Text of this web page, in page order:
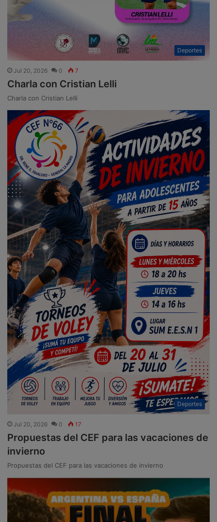
Deportes
Jul 20, 2026 0 7
Charla con Cristian Lelli
Charla con Cristian Lelli
Deportes
Jul 20, 2026 0 17
Propuestas del CEF para las vacaciones de
invierno
Propuestas del CEF para las vacaciones de invierno